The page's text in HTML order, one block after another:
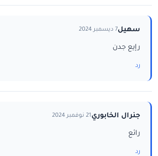
سهيل7 ديسمبر 2024
رإيع جدن
رد
جنرال الخابوري21 نوفمبر 2024
رائع
رد